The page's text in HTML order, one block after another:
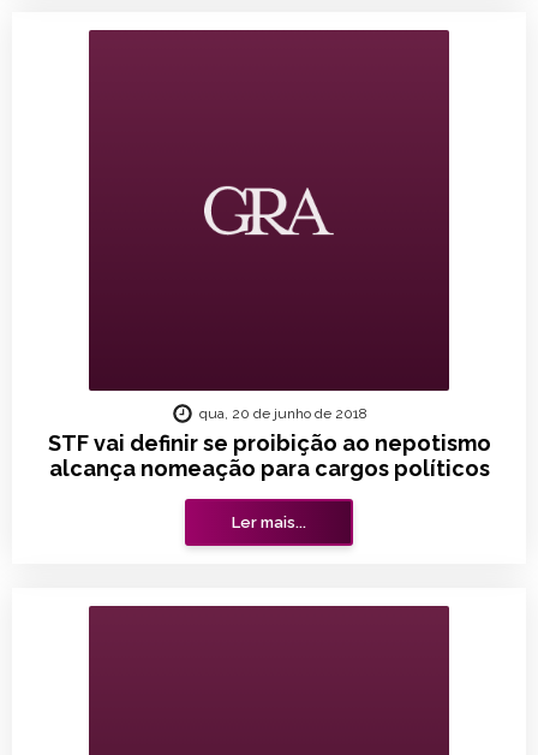
STF vai definir se proibição ao nepotismo
alcança nomeação para cargos políticos
qua, 20 de junho de 2018
Ler mais...